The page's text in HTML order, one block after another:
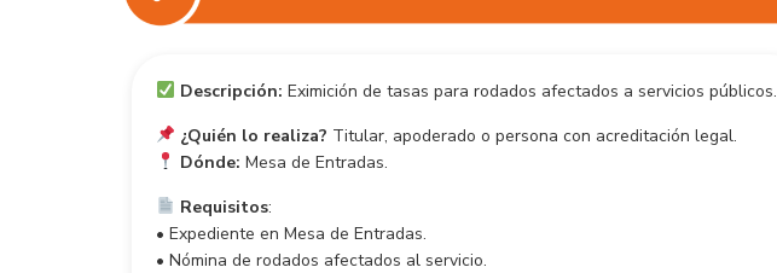
Descripción: Eximición de tasas para rodados afectados a servicios públicos.
¿Quién lo realiza? Titular, apoderado o persona con acreditación legal.
Dónde: Mesa de Entradas.
Requisitos:
• Expediente en Mesa de Entradas.
• Nómina de rodados afectados al servicio.